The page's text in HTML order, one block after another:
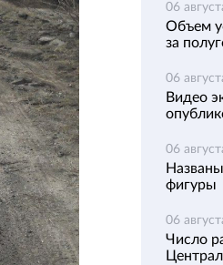
06
Объем
за
06
Видео
06
фигуры
06
Число